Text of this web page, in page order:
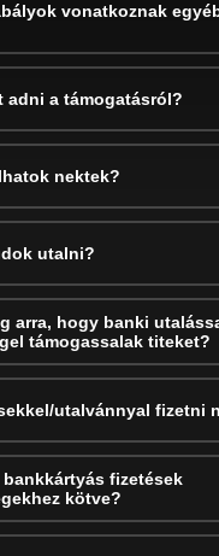
vonatkoznak
adni a támogatásról?
nektek?
utalni?
arra, hogy banki
támogassalak titeket?
utalvánnyal fizetni
fizetések
kötve?